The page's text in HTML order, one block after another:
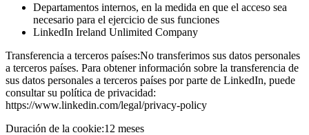
Departamentos internos, en la medida en que el acceso sea
necesario para el ejercicio de sus funciones
LinkedIn Ireland Unlimited Company
Transferencia a terceros países:No transferimos sus datos personales
a terceros países. Para obtener información sobre la transferencia de
sus datos personales a terceros países por parte de LinkedIn, puede
consultar su política de privacidad:
https://www.linkedin.com/legal/privacy-policy
Duración de la cookie:12 meses